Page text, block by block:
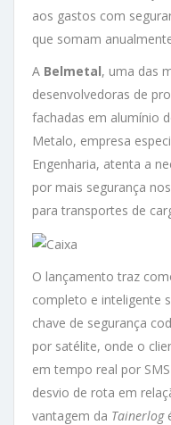
aos gastos com
que somam
A Belmetal, uma das
desenvolvedoras de
fachadas em alumínio
Metalo, empresa
Engenharia, atenta a
por mais segurança
para transportes de
O lançamento traz
completo e inteligente
chave de segurança
por satélite, onde o
em tempo real por
desvio de rota em
vantagem da Tainerlog